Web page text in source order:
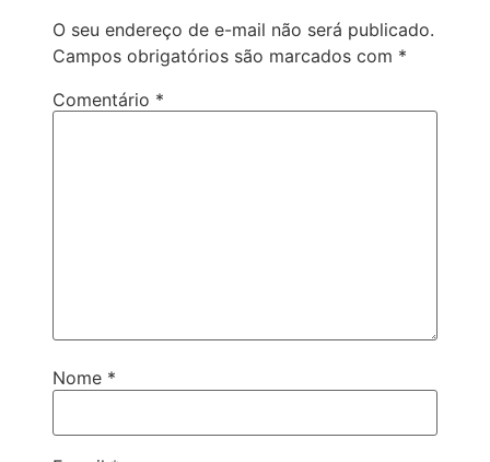
O seu endereço de e-mail não será publicado.
Campos obrigatórios são marcados com *
Comentário *
Nome *